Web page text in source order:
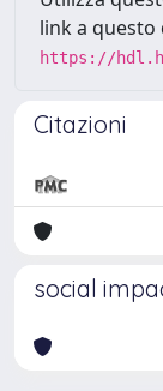
link a
https://
Citazioni
social